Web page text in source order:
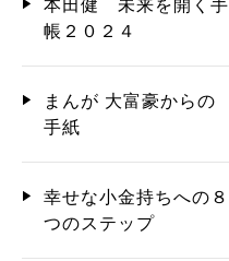
本田健 未来を開く手
帳２０２４
まんが 大富豪からの
手紙
幸せな小金持ちへの８
つのステップ